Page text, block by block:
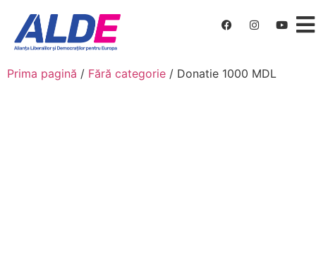
Prima pagină / Fără categorie / Donatie 1000 MDL